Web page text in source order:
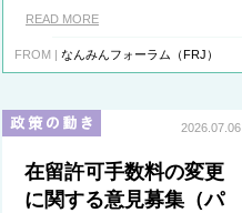
READ MORE
FROM | なんみんフォーラム（FRJ）
2026.07.06
在留許可手数料の変更
に関する意見募集（パ